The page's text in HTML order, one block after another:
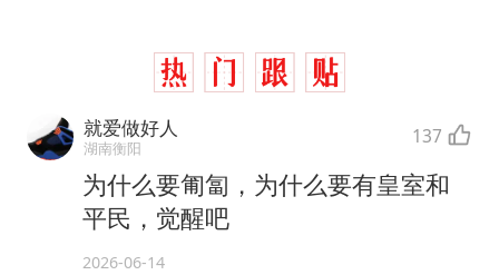
就爱做好人
湖南衡阳 137
为什么要匍匐，为什么要有皇室和
平民，觉醒吧
2026-06-14